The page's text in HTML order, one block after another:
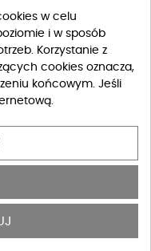
w celu
i w sposób
Korzystanie z
cookies oznacza,
końcowym. Jeśli